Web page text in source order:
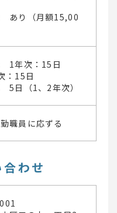
あり（月額15,00
1年次：15日
：15日
5日（1、2年次）
職員に応ずる
わせ